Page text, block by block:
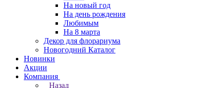
На новый год
На день рождения
Любимым
На 8 марта
Декор для флорариума
Новогодний Каталог
Новинки
Акции
Компания
Назад